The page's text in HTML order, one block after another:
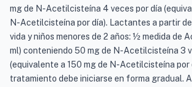
mg de N-Acetilcisteína 4 veces por día
N-Acetilcisteína por día). Lactantes a partir
vida y niños menores de 2 años: ½ medida de
ml) conteniendo 50 mg de N-Acetilcisteína 3
(equivalente a 150 mg de N-Acetilcisteína por
tratamiento debe iniciarse en forma gradual.